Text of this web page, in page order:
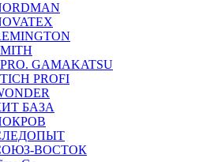
GAMAKATSU
PROFI
БАЗА
ВОСТОК